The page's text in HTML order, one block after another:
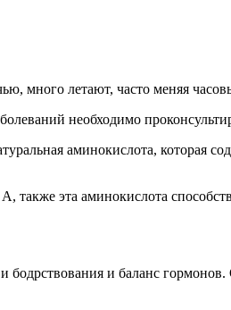
много летают, часто меняя
необходимо
аминокислота, которая
также эта аминокислота
бодрствования и баланс